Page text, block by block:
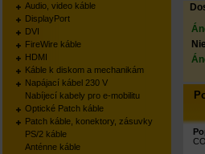
Nie
Audio, video káble
DisplayPort
DVI
FireWire káble
HDMI
Káble k diskom a mechanikám
Napájací kábel 230 V
Nabíjecí kabely pro e-mobilitu
Optické Patch káble
Patch káble, konektory, zásuvky
PS/2 káble
Anténne káble